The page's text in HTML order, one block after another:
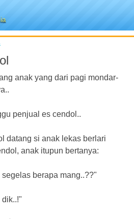
anak yang dari pagi mondar-
penjual es cendol..
datang si anak lekas berlari
anak itupun bertanya:
berapa mang..??"